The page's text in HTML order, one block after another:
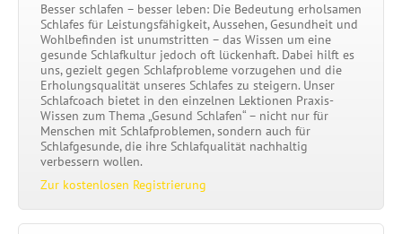
Besser schlafen – besser leben: Die Bedeutung erholsamen
Schlafes für Leistungsfähigkeit, Aussehen, Gesundheit und
Wohlbefinden ist unumstritten – das Wissen um eine
gesunde Schlafkultur jedoch oft lückenhaft. Dabei hilft es
uns, gezielt gegen Schlafprobleme vorzugehen und die
Erholungsqualität unseres Schlafes zu steigern. Unser
Schlafcoach bietet in den einzelnen Lektionen Praxis-
Wissen zum Thema „Gesund Schlafen“ – nicht nur für
Menschen mit Schlafproblemen, sondern auch für
Schlafgesunde, die ihre Schlafqualität nachhaltig
verbessern wollen.
Zur kostenlosen Registrierung